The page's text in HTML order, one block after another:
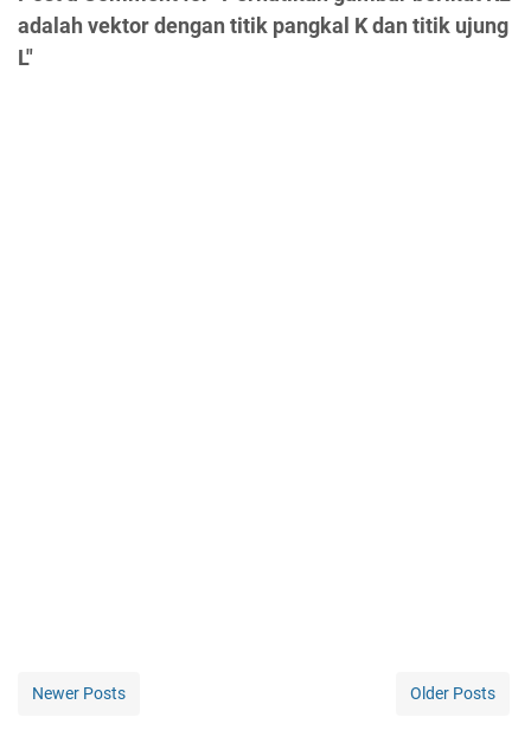
adalah vektor dengan titik pangkal K dan titik ujung
L"
Newer Posts Older Posts